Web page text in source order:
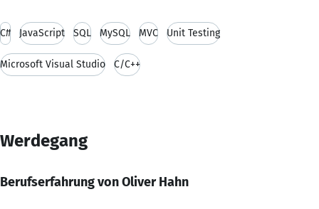
C# JavaScript SQL MySQL MVC Unit Testing
Microsoft Visual Studio C/C++
Werdegang
Berufserfahrung von Oliver Hahn